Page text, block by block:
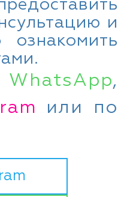
и
ознакомить
WhatsApp,
или по